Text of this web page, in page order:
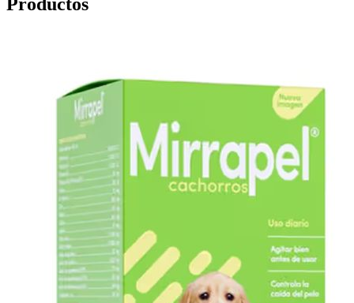
Productos